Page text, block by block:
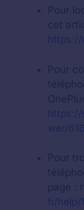
Pour
cet
Pour
https://
wer/
Pour
page :
fr/help/